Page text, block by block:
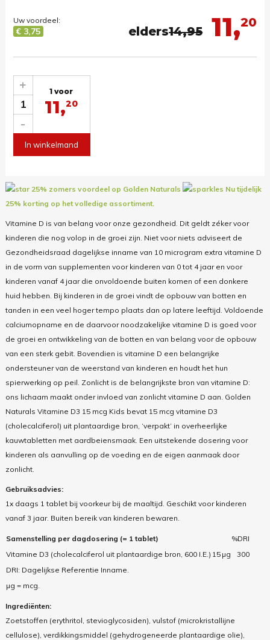
11,20
elders14,95
Uw voordeel:
€ 3,75
1
-
+ 1 voor
11,20
In winkelmand
25% zomers voordeel op Golden Naturals
Nu tijdelijk
25% korting op het volledige assortiment.
Vitamine D is van belang voor onze gezondheid. Dit geldt zéker voor
kinderen die nog volop in de groei zijn. Niet voor niets adviseert de
Gezondheidsraad dagelijkse inname van 10 microgram extra vitamine D
in de vorm van supplementen voor kinderen van 0 tot 4 jaar en voor
kinderen vanaf 4 jaar die onvoldoende buiten komen of een donkere
huid hebben. Bij kinderen in de groei vindt de opbouw van botten en
tanden in een veel hoger tempo plaats dan op latere leeftijd. Voldoende
calciumopname en de daarvoor noodzakelijke vitamine D is goed voor
de groei en ontwikkeling van de botten en van belang voor de opbouw
van een sterk gebit. Bovendien is vitamine D een belangrijke
ondersteuner van de weerstand van kinderen en houdt het hun
spierwerking op peil. Zonlicht is de belangrijkste bron van vitamine D:
ons lichaam maakt onder invloed van zonlicht vitamine D aan. Golden
Naturals Vitamine D3 15 mcg Kids bevat 15 mcg vitamine D3
(cholecalciferol) uit plantaardige bron, ‘verpakt’ in overheerlijke
kauwtabletten met aardbeiensmaak. Een uitstekende dosering voor
kinderen als aanvulling op de voeding en de eigen aanmaak door
zonlicht.
Gebruiksadvies:
1x daags 1 tablet bij voorkeur bij de maaltijd. Geschikt voor kinderen
vanaf 3 jaar. Buiten bereik van kinderen bewaren.
Samenstelling per dagdosering (= 1 tablet)
%DRI
Vitamine D3 (cholecalciferol uit plantaardige bron, 600 I.E.) 15 µg
300
DRI: Dagelijkse Referentie Inname.
µg = mcg.
Ingrediënten:
Zoetstoffen (erythritol, stevioglycosiden), vulstof (microkristallijne
cellulose), verdikkingsmiddel (gehydrogeneerde plantaardige olie),